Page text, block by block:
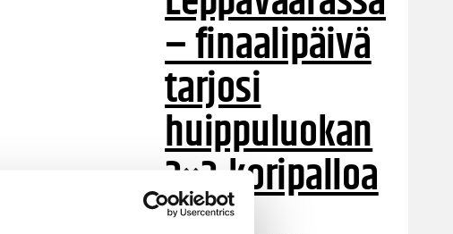
– finaalipäivä
tarjosi
huippuluokan
3×3-koripalloa